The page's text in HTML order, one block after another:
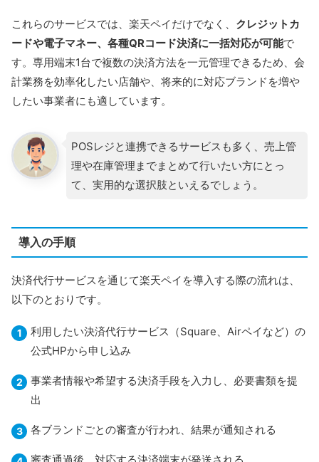
これらのサービスでは、楽天ペイだけでなく、 クレジットカ
ードや電子マネー、各種QRコード決済に一括対応が可能で
す。専用端末1台で複数の決済方法を一元管理できるため、会
計業務を効率化したい店舗や、将来的に対応ブランドを増や
したい事業者にも適しています。
POSレジと連携できるサービスも多く、売上管
理や在庫管理までまとめて行いたい方にとっ
て、実用的な選択肢といえるでしょう。
導入の手順
決済代行サービスを通じて楽天ペイを導入する際の流れは、
以下のとおりです。
利用したい決済代行サービス（Square、Airペイなど）の
公式HPから申し込み
事業者情報や希望する決済手段を入力し、必要書類を提
出
各ブランドごとの審査が行われ、結果が通知される